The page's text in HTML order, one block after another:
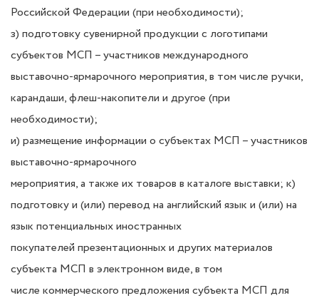
Российской Федерации (при необходимости);
з) подготовку сувенирной продукции с логотипами
субъектов МСП – участников международного
выставочно-ярмарочного мероприятия, в том числе ручки,
карандаши,флеш-накопители и другое (при
необходимости);
и) размещение информации о субъектах МСП – участников
выставочно-ярмарочного
мероприятия, а также их товаров в каталоге выставки; к)
подготовку и (или) перевод на английский язык и (или) на
язык потенциальных иностранных
покупателей презентационных и других материалов
субъекта МСП в электронном виде, в том
числе коммерческого предложения субъекта МСП для